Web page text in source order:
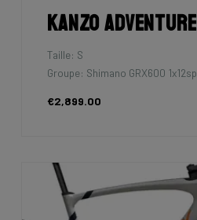
Kanzo Adventure
Taille: S
Groupe: Shimano GRX600 1x12sp
€2,899.00